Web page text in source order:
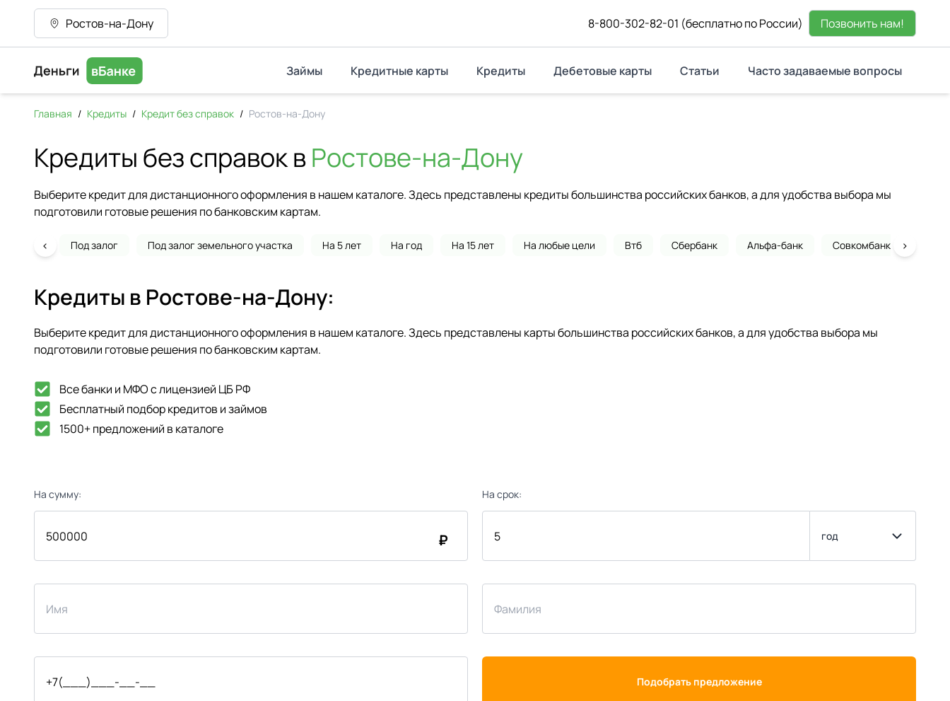
Ростов-на-Дону 8-800-302-82-01 (бесплатно по России) Позвонить нам!
Займы Кредитные карты Кредиты Дебетовые карты Статьи Часто задаваемые вопросы
Главная / Кредиты / Кредит без справок / Ростов-на-Дону
Кредиты без справок вРостове-на-Дону
Выберите кредит для дистанционного оформления в нашем каталоге. Здесь представлены кредиты большинства российских банков, а для удобства выбора мы
подготовили готовые решения по банковским картам.
Под залог Под залог земельного участка На 5 лет На год На 15 лет На любые цели Втб Сбербанк Альфа-банк Совкомбанк
‹ ›
Кредиты в Ростове-на-Дону:
Выберите кредит для дистанционного оформления в нашем каталоге. Здесь представлены карты большинства российских банков, а для удобства выбора мы
подготовили готовые решения по банковским картам.
Все банки и МФО с лицензией ЦБ РФ
Бесплатный подбор кредитов и займов
1500+ предложений в каталоге
На сумму:
₽
На срок:
год
Подобрать предложение